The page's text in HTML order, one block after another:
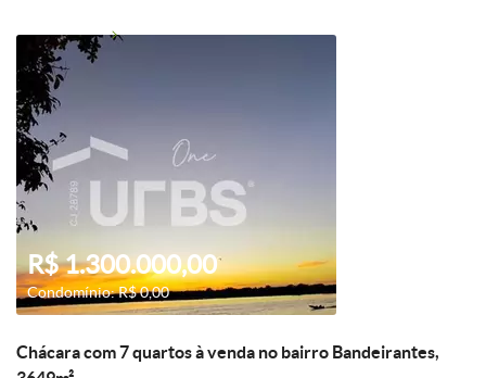
R$ 1.300.000,00
Condomínio: R$ 0,00
Chácara com 7 quartos à venda no bairro Bandeirantes,